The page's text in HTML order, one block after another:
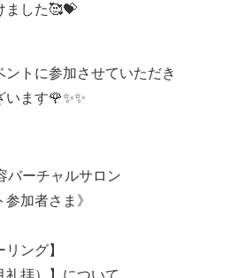
ました🥰💝
ントに参加させていただき
ます🌹✨✨
バーチャルサロン
参加者さま》
ング】
礼拝）】について